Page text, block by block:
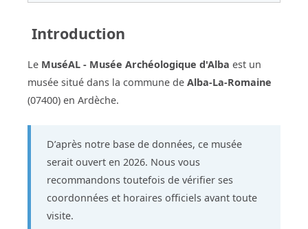
Introduction
Le MuséAL - Musée Archéologique d'Alba est un
musée situé dans la commune de Alba-La-Romaine
(07400) en Ardèche.
D’après notre base de données, ce musée
serait ouvert en 2026. Nous vous
recommandons toutefois de vérifier ses
coordonnées et horaires officiels avant toute
visite.